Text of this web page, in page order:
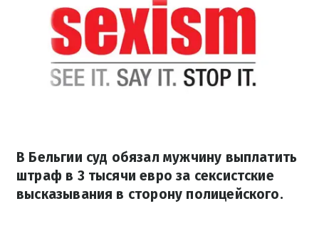
В Бельгии суд обязал мужчину выплатить
штраф в 3 тысячи евро за сексистские
высказывания в сторону полицейского.